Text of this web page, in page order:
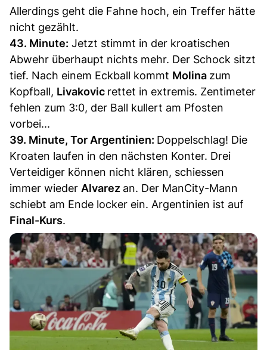
Allerdings geht die Fahne hoch, ein Treffer hätte
nicht gezählt.
43. Minute: Jetzt stimmt in der kroatischen
Abwehr überhaupt nichts mehr. Der Schock sitzt
tief. Nach einem Eckball kommt Molina zum
Kopfball, Livakovic rettet in extremis. Zentimeter
fehlen zum 3:0, der Ball kullert am Pfosten
vorbei...
39. Minute, Tor Argentinien: Doppelschlag! Die
Kroaten laufen in den nächsten Konter. Drei
Verteidiger können nicht klären, schiessen
immer wieder Alvarez an. Der ManCity-Mann
schiebt am Ende locker ein. Argentinien ist auf
Final-Kurs.